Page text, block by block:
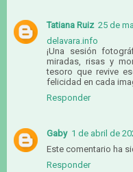
Tatiana Ruiz 25 de
delavara.info
¡Una sesión
miradas, risas y
tesoro que revive
felicidad en cada
Responder
Gaby 1 de abril de
Este comentario ha
Responder